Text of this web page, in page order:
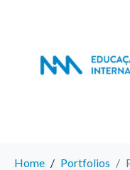
Home Portfolios